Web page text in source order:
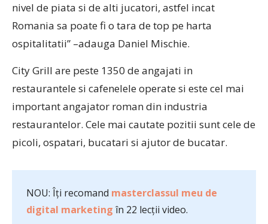
nivel de piata si de alti jucatori, astfel incat
Romania sa poate fi o tara de top pe harta
ospitalitatii” –adauga Daniel Mischie.
City Grill are peste 1350 de angajati in
restaurantele si cafenelele operate si este cel mai
important angajator roman din industria
restaurantelor. Cele mai cautate pozitii sunt cele de
picoli, ospatari, bucatari si ajutor de bucatar.
NOU: Îți recomand masterclassul meu de
digital marketing în 22 lecții video.